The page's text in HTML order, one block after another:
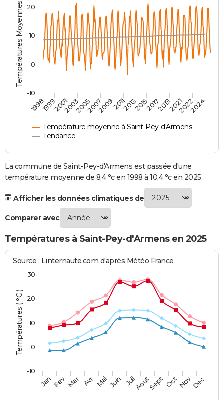
Destinations
City break
Voyage nature
Voyage de noces
Forum
Climat
PHOTO
GUIDES D'ACHAT
BONS PLANS
CARTE DE VOEUX
Carte de Noël
Carte Bonne année
Carte Saint-Valentin
Carte Pâques
Carte d'anniversaire
DICTIONNAIRE
Dictionnaire
Biographies
Citations
Expressions
Proverbes
PROGRAMME TV
COPAINS D'AVANT
S'inscrire
Se connecter
Lycées
Collèges
Primaires
Universités
Entreprises
Service militaire
Avis de recherche
AVIS DE DÉCÈS
FORUM
Températures Moyennes ( °C )
Température moyenne à Saint-Pey-d'Armens
Tendance
199819992001200320052007200920112013201520172019202120222024
-10
0
10
20
La commune de Saint-Pey-d'Armens est passée d'une
température moyenne de 8,4 °c en 1998 à 10,4 °c en 2025.
Afficher les données climatiques de
Comparer avec
Températures à Saint-Pey-d'Armens en 2025
Températures ( °C )
Source : Linternaute.com d'après Météo France
JanFev Mar Avr MaiJuin JuilAoutSept OctNovDec
-10
0
10
20
30